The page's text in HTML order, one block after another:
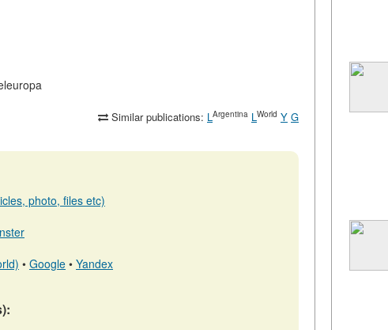
Similar publications: LArgentina LWorld Y G
photo, files etc)
• Google • Yandex